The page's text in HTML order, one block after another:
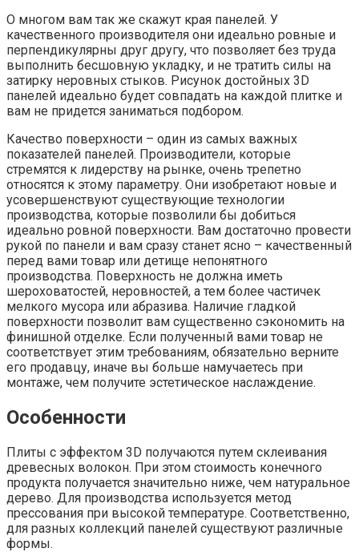
О многом вам так же скажут края панелей. У
качественного производителя они идеально ровные и
перпендикулярны друг другу, что позволяет без труда
выполнить бесшовную укладку, и не тратить силы на
затирку неровных стыков. Рисунок достойных 3D
панелей идеально будет совпадать на каждой плитке и
вам не придется заниматься подбором.
Качество поверхности – один из самых важных
показателей панелей. Производители, которые
стремятся к лидерству на рынке, очень трепетно
относятся к этому параметру. Они изобретают новые и
усовершенствуют существующие технологии
производства, которые позволили бы добиться
идеально ровной поверхности. Вам достаточно провести
рукой по панели и вам сразу станет ясно – качественный
перед вами товар или детище непонятного
производства. Поверхность не должна иметь
шероховатостей, неровностей, а тем более частичек
мелкого мусора или абразива. Наличие гладкой
поверхности позволит вам существенно сэкономить на
финишной отделке. Если полученный вами товар не
соответствует этим требованиям, обязательно верните
его продавцу, иначе вы больше намучаетесь при
монтаже, чем получите эстетическое наслаждение.
Особенности
Плиты с эффектом 3D получаются путем склеивания
древесных волокон. При этом стоимость конечного
продукта получается значительно ниже, чем натуральное
дерево. Для производства используется метод
прессования при высокой температуре. Соответственно,
для разных коллекций панелей существуют различные
формы.